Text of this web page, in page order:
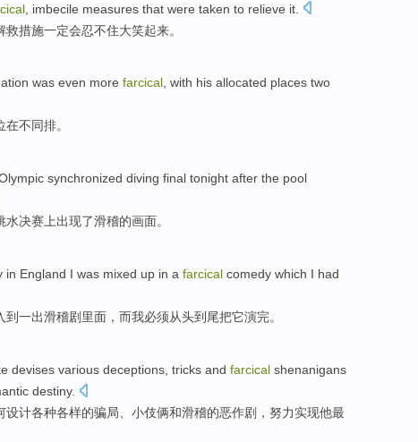
imbecile measures that were taken to relieve it.
救措施一定会忍不住大笑起来。
was even more farcical, with his allocated places two
在不同排。
synchronized diving final tonight after the pool
水决赛 上出现了滑稽的画面。
in England I was mixed up in a farcical comedy which I had
到一出滑稽剧 里面， 而我必须从头到 尾把它演完。
devises various deceptions tricks and farcical shenanigans
destiny.
设计各种各样的骗局 小伎俩和滑稽的恶作剧 ，努力实现他最